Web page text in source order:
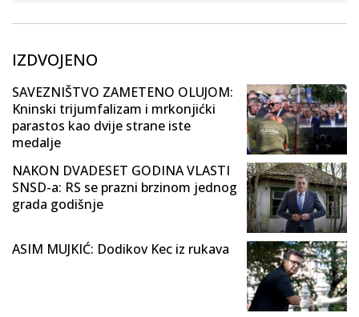
IZDVOJENO
SAVEZNIŠTVO ZAMETENO OLUJOM:
Kninski trijumfalizam i mrkonjićki
parastos kao dvije strane iste
medalje
NAKON DVADESET GODINA VLASTI
SNSD-a: RS se prazni brzinom jednog
grada godišnje
ASIM MUJKIĆ: Dodikov Kec iz rukava